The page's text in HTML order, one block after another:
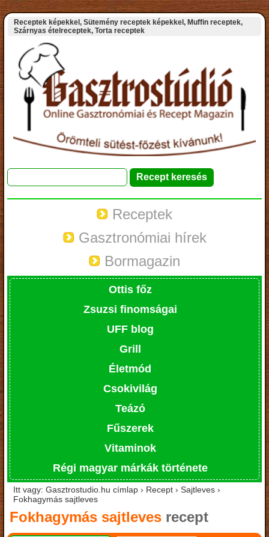
Receptek képekkel, Sütemény receptek képekkel, Muffin receptek,
Szárnyas ételreceptek, Torta receptek
Receptek
Gasztronómiai hírek
Bormagazin
Ottis főz
Zsuzsi finomságai
UFF blog
Grill
Életmód
Csokivilág
Teázó
Fűszerek
Vitaminok
Régi magyar márkák története
Itt vagy: Gasztrostudio.hu címlap › Recept › Sajtleves ›
Fokhagymás sajtleves
Fokhagymás sajtleves recept